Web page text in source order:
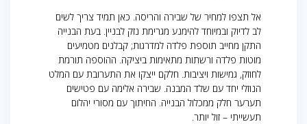
אל תצפו למחיר של שבירה והריסה. כאן תמיד צריך לשים
לב לדיוק ובמיוחד להימנע מגרימת נזק לבניין. בעת הבנייה
התקן מחייב תוספת פלדה למדרגות; קבלנים מטמיעים
מוטות פלדה ורשתות מתאימות ביציקה. ההוספה תורמת
לחוזק, גמישות ויציבות. חלקם ייצקו את התערובת עם המלט
הנוזלי יחד עם שלד המבנה. שבירה אלימה עם פטישים
תערער חלק ממכלול הבנייה. החיתוך עם מסורי יהלום
תעשייתי – זול יותר.